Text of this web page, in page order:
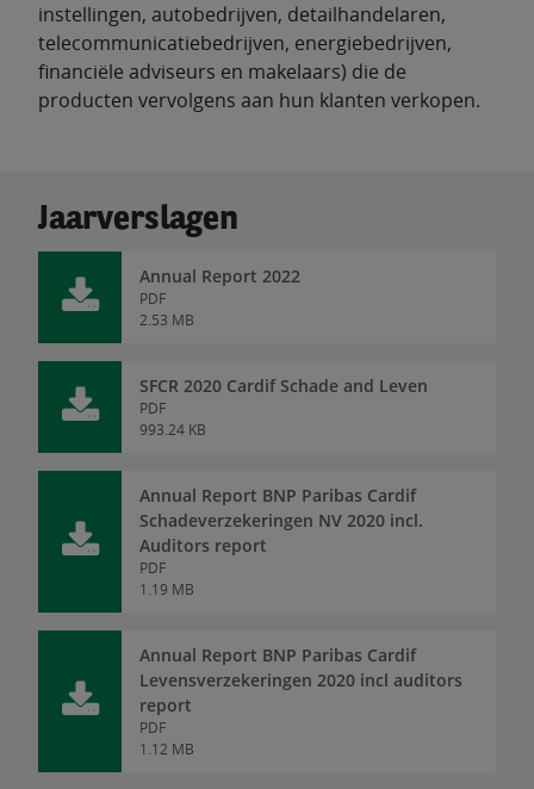
instellingen, autobedrijven, detailhandelaren,
telecommunicatiebedrijven, energiebedrijven,
financiële adviseurs en makelaars) die de
producten vervolgens aan hun klanten verkopen.
Jaarverslagen
Annual Report 2022
PDF
2.53 MB
SFCR 2020 Cardif Schade and Leven
PDF
993.24 KB
Annual Report BNP Paribas Cardif
Schadeverzekeringen NV 2020 incl.
Auditors report
PDF
1.19 MB
Annual Report BNP Paribas Cardif
Levensverzekeringen 2020 incl auditors
report
PDF
1.12 MB